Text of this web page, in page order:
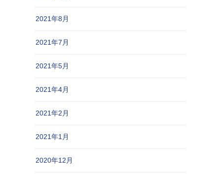
2021年8月
2021年7月
2021年5月
2021年4月
2021年2月
2021年1月
2020年12月